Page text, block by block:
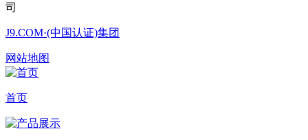
司
J9.COM·(中国认证)集团
网站地图
首页